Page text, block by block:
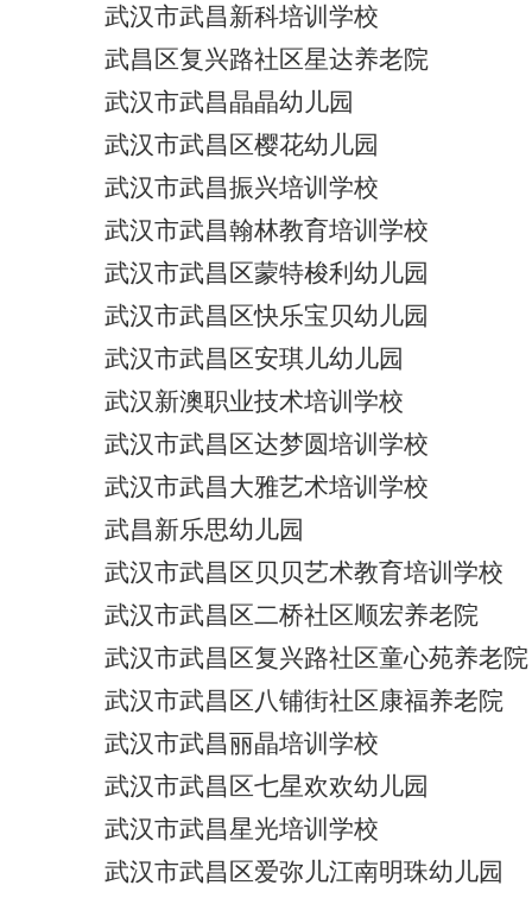
武汉市武昌新科培训学校
武昌区复兴路社区星达养老院
武汉市武昌晶晶幼儿园
武汉市武昌区樱花幼儿园
武汉市武昌振兴培训学校
武汉市武昌翰林教育培训学校
武汉市武昌区蒙特梭利幼儿园
武汉市武昌区快乐宝贝幼儿园
武汉市武昌区安琪儿幼儿园
武汉新澳职业技术培训学校
武汉市武昌区达梦圆培训学校
武汉市武昌大雅艺术培训学校
武昌新乐思幼儿园
武汉市武昌区贝贝艺术教育培训学校
武汉市武昌区二桥社区顺宏养老院
武汉市武昌区复兴路社区童心苑养老院
武汉市武昌区八铺街社区康福养老院
武汉市武昌丽晶培训学校
武汉市武昌区七星欢欢幼儿园
武汉市武昌星光培训学校
武汉市武昌区爱弥儿江南明珠幼儿园